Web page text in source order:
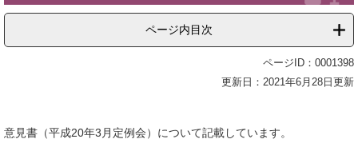
文
ページ内目次
ページID：0001398
更新日：2021年6月28日更新
意見書（平成20年3月定例会）について記載しています。